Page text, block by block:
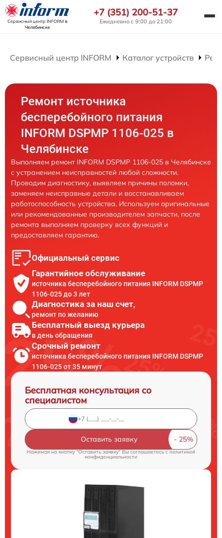
Сервисный центр INFORM в
Челябинске
+7 (351) 200-51-37
Ежедневно с 9:00 до 21:00
Сервисный центр INFORM Каталог устройств
Ремонт источника
бесперебойного питания
INFORM DSPMP 1106-025 в
Челябинске
Выполняем ремонт INFORM DSPMP 1106-025 в Челябинске
с устранением неисправностей любой сложности.
Проводим диагностику, выявляем причины поломки,
заменяем неисправные детали и восстанавливаем
работоспособность устройства. Используем оригинальные
или рекомендованные производителем запчасти, после
ремонта выполняем проверку всех функций и
предоставляем гарантию.
Официальный сервис
Гарантийное обслуживание
источника бесперебойного питания INFORM DSPMP
1106-025 до 3 лет
Диагностика за наш счет,
ремонт по желанию
Бесплатный выезд курьера
в день обращения
Срочный ремонт
источника бесперебойного питания INFORM DSPMP
1106-025 от 35 минут
Бесплатная консультация со
специалистом
Оставить заявку
Нажимая на кнопку "Оставить заявку" Вы соглашаетесь cполитикой
конфиденциальности